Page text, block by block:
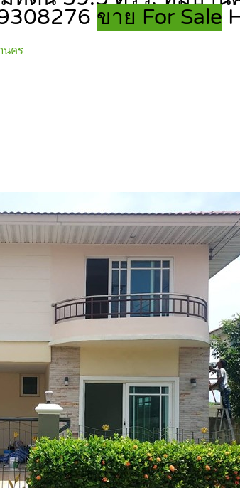
ขาย For Sale
นคร